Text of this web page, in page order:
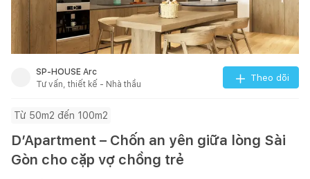
SP-HOUSE Arc
Tư vấn, thiết kế - Nhà thầu
Theo dõi
Từ 50m2 đến 100m2
D’Apartment – Chốn an yên giữa lòng Sài
Gòn cho cặp vợ chồng trẻ